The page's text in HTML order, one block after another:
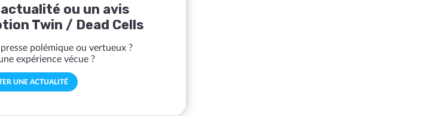
ou un avis
Twin / Dead Cells
polémique ou vertueux ?
expérience vécue ?
UNE ACTUALITÉ